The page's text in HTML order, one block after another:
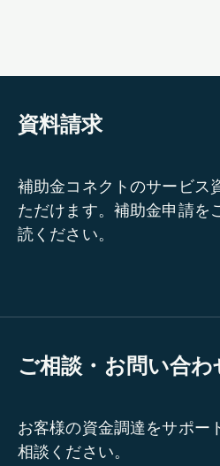
資料請求
補助金コネクトのサービス
ただけます。補助金申請を
読ください。
ご相談・お問い合わ
お客様の資金調達をサポー
相談ください。